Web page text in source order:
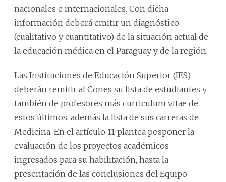
nacionales e internacionales. Con dicha
información deberá emitir un diagnóstico
(cualitativo y cuantitativo) de la situación actual de
la educación médica en el Paraguay y de la región.
Las Instituciones de Educación Superior (IES)
deberán remitir al Cones su lista de estudiantes y
también de profesores más curriculum vitae de
estos últimos, además la lista de sus carreras de
Medicina. En el artículo 11 plantea posponer la
evaluación de los proyectos académicos
ingresados para su habilitación, hasta la
presentación de las conclusiones del Equipo